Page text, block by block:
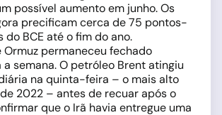
possível aumento em junho. Os
precificam cerca de 75 pontos-
do BCE até o fim do ano.
Ormuz permaneceu fechado
semana. O petróleo Brent atingiu
na quinta-feira – o mais alto
2022 – antes de recuar após o
que o Irã havia entregue uma